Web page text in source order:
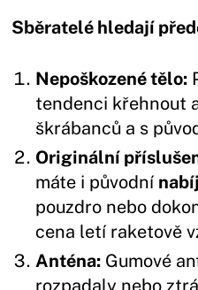
Sběratelé hledají
Nepoškozené tělo:
tendenci křehnout
škrábanců a s
Originální
máte i původní
pouzdro nebo
cena letí raketově
Anténa: Gumové